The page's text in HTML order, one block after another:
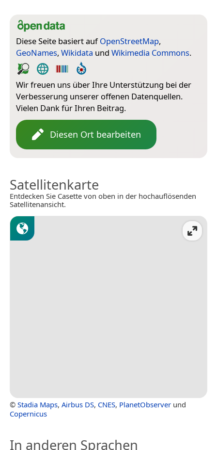
Diese Seite basiert aufOpenStreetMap,
GeoNames, Wikidata und Wikimedia Commons.
Wir freuen uns über Ihre Unterstützung bei der
Verbesserung unserer offenen Datenquellen.
Vielen Dank für Ihren Beitrag.
Diesen Ort bearbeiten
Satellitenkarte
Entdecken Sie Casette von oben in der hochauflösenden
Satellitenansicht.
© Stadia Maps, Airbus DS, CNES, PlanetObserver und
Copernicus
In anderen Sprachen